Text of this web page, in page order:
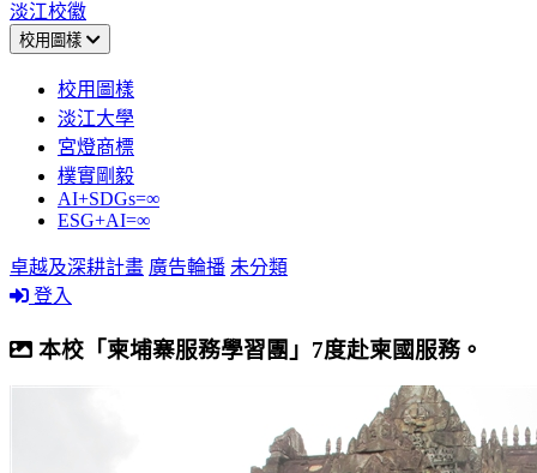
淡江校徽
校用圖樣
校用圖樣
淡江大學
宮燈商標
樸實剛毅
AI+SDGs=∞
ESG+AI=∞
卓越及深耕計畫 廣告輪播 未分類
登入
本校「柬埔寨服務學習團」7度赴柬國服務。